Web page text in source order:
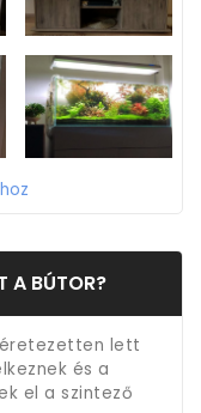
A BÚTOR?
lett
és a
el a szintező